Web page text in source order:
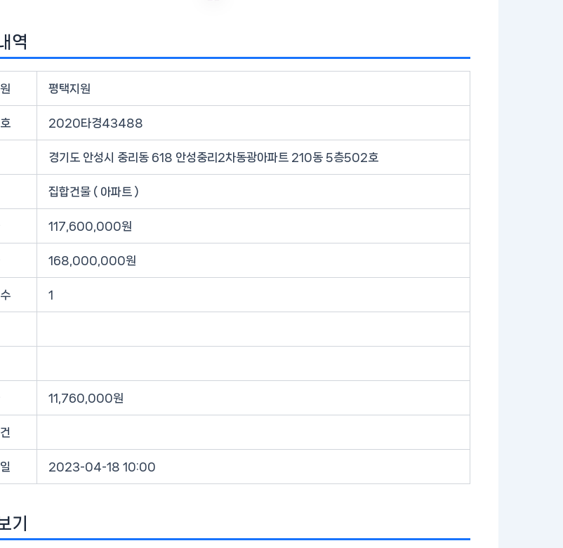
역
평택지원
2020타경43488
경기도 안성시 중리동 618 안성중리2차동광아파트 210동 5층502호
집합건물 ( 아파트 )
117,600,000원
168,000,000원
1
11,760,000원
2023-04-18 10:00
기